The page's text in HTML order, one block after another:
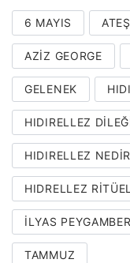
6 MAYIS
AZIZ GEORGE
GELENEK
HIDIRELLEZ
HIDIRELLEZ NEDIR
HIDRELLEZ
ILYAS PEYGAMBER
TAMMUZ